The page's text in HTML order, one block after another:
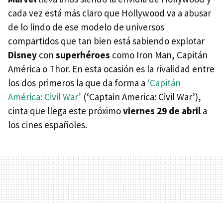
cada vez está más claro que Hollywood va a abusar
de lo lindo de ese modelo de universos
compartidos que tan bien está sabiendo explotar
Disney con superhéroes como Iron Man, Capitán
América o Thor. En esta ocasión es la rivalidad entre
los dos primeros la que da forma a ‘Capitán
América: Civil War’ (‘Captain America: Civil War’),
cinta que llega este próximoviernes 29 de abril a
los cines españoles.